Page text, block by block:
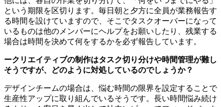
という期限を区切ります。毎日朝と夕方に全員が業務報告す
る時間を設けていますので、そこでタスクオーバーになって
いるものは他のメンバーにヘルプをお願いしたり、残業する
場合は時間を決めて何をするかを必ず報告しています。
ークリエイティブの制作はタスク切り分けや時間管理が難し
そうですが、どのように対処しているのでしょうか？
デザインチームの場合は、悩む時間の限界を設定することで
生産性アップに取り組んでいるそうです。長い時間悩み続け